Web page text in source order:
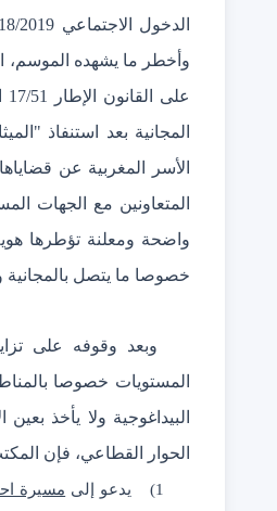
المجانية بعد استنفاذ
الأسر المغربية عن
المتعاونين مع الجهات
واضحة ومعلنة تؤطرها
خصوصا ما يتصل بالمجانية
وبعد وقوفه على
المستويات خصوصا
البيداغوجية ولا يأخذ
الحوار القطاعي، فإن
1)
يدعو إلى